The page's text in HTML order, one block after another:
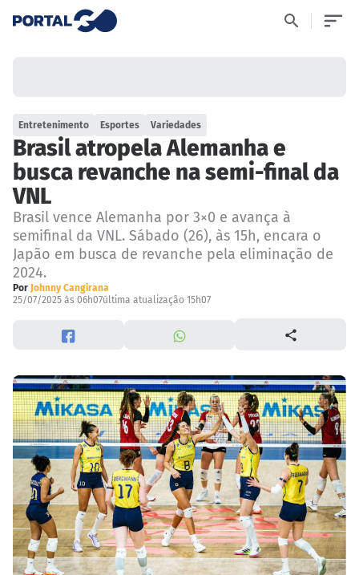
Entretenimento Esportes Variedades
Brasil atropela Alemanha e
busca revanche na semi-final da
VNL
Brasil vence Alemanha por 3×0 e avança à
semifinal da VNL. Sábado (26), às 15h, encara o
Japão em busca de revanche pela eliminação de
2024.
Por Johnny Cangirana
25/07/2025 às 06h07última atualização 15h07